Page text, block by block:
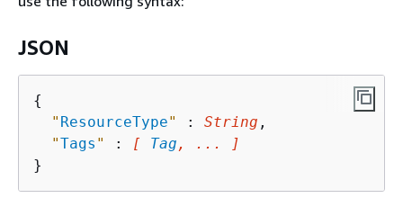
JSON
{
" ResourceType" : String ,
"Tags " : [ Tag , ... ]